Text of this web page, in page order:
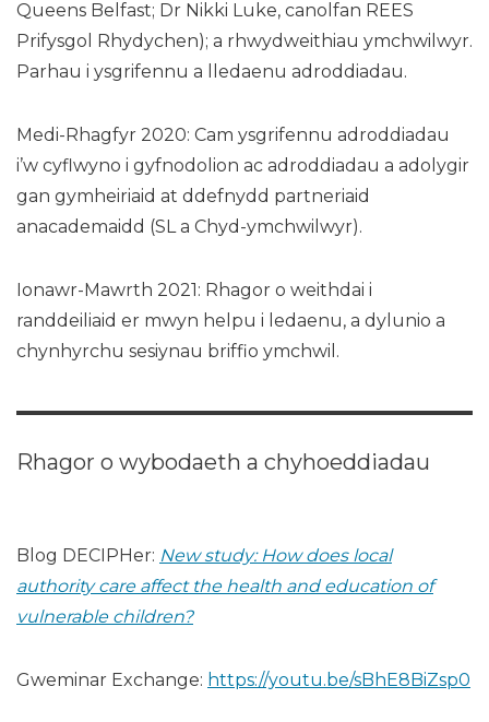
Queens Belfast; Dr Nikki Luke, canolfan REES
Prifysgol Rhydychen); a rhwydweithiau ymchwilwyr.
Parhau i ysgrifennu a lledaenu adroddiadau.
Medi-Rhagfyr 2020: Cam ysgrifennu adroddiadau
i’w cyflwyno i gyfnodolion ac adroddiadau a adolygir
gan gymheiriaid at ddefnydd partneriaid
anacademaidd (SL a Chyd-ymchwilwyr).
Ionawr-Mawrth 2021: Rhagor o weithdai i
randdeiliaid er mwyn helpu i ledaenu, a dylunio a
chynhyrchu sesiynau briffio ymchwil.
Rhagor o wybodaeth a chyhoeddiadau
Blog DECIPHer: New study: How does local
authority care affect the health and education of
vulnerable children?
Gweminar Exchange: https://youtu.be/sBhE8BiZsp0